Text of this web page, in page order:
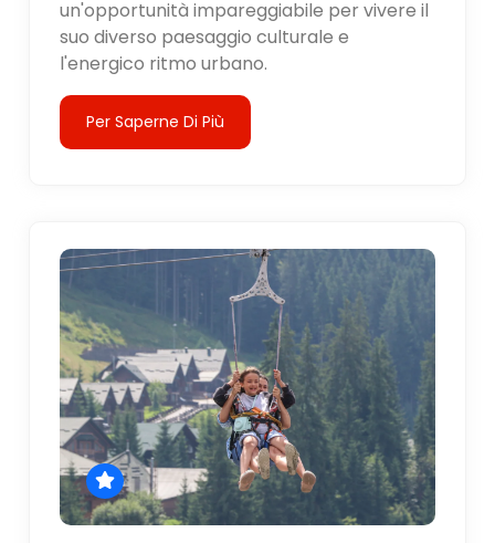
un'opportunità impareggiabile per vivere il
suo diverso paesaggio culturale e
l'energico ritmo urbano.
Per Saperne Di Più